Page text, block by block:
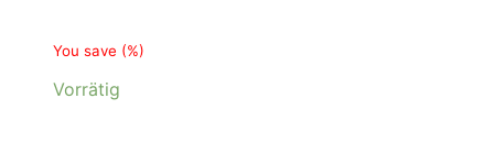
You save (%)
Vorrätig